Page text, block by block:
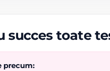
succes toate
precum: